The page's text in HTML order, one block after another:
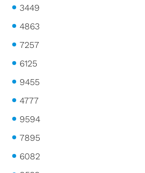
3449
4863
7257
6125
9455
4777
9594
7895
6082